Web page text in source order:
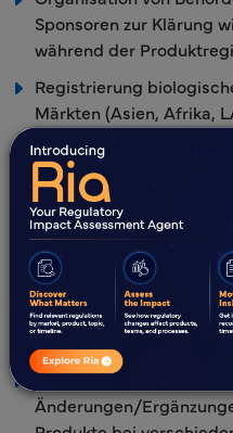
Sponsoren zur Klärung
während der
Registrierung
Märkten (Asien, Afrika,
Länderspezifische
die Registrierung des
Produkts/Biosimilars.
Erstellung des
länderspezifischen
Unterstützung bei der
Landessprache und
Einreichungen.
Änderungen/